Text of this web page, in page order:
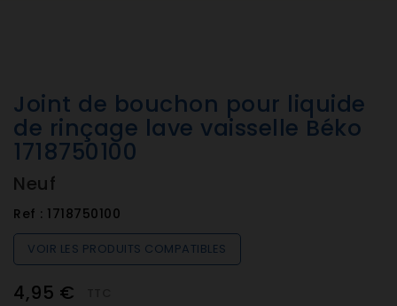
Joint de bouchon pour liquide
de rinçage lave vaisselle Béko
1718750100
Neuf
Ref : 1718750100
VOIR LES PRODUITS COMPATIBLES
4,95 €